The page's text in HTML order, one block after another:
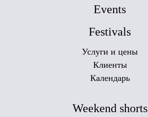
Events
Festivals
Услуги и цены
Клиенты
Календарь
Weekend shorts